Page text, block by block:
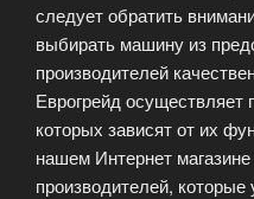
следует обратить
выбирать машину из
производителей
Еврогрейд
которых зависят от их
нашем Интернет
производителей,